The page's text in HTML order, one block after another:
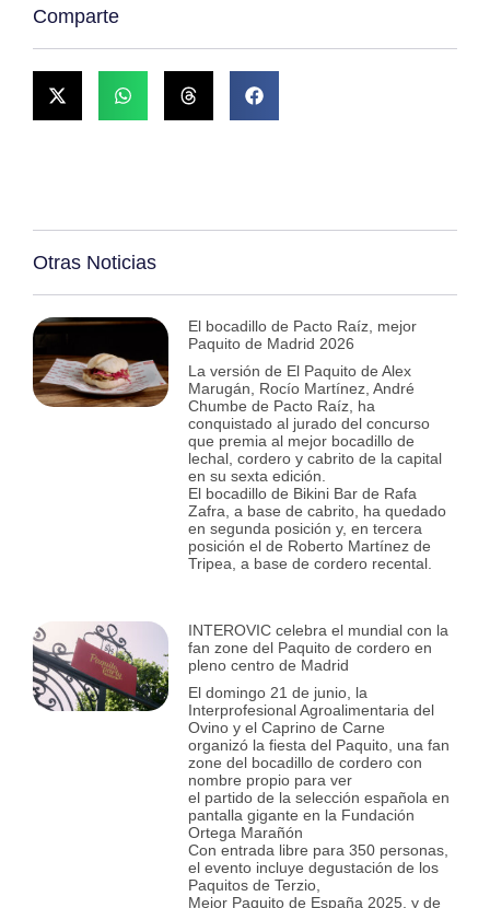
Comparte
Otras Noticias
El bocadillo de Pacto Raíz, mejor
Paquito de Madrid 2026
La versión de El Paquito de Alex
Marugán, Rocío Martínez, André
Chumbe de Pacto Raíz, ha
conquistado al jurado del concurso
que premia al mejor bocadillo de
lechal, cordero y cabrito de la capital
en su sexta edición.
El bocadillo de Bikini Bar de Rafa
Zafra, a base de cabrito, ha quedado
en segunda posición y, en tercera
posición el de Roberto Martínez de
Tripea, a base de cordero recental.
INTEROVIC celebra el mundial con la
fan zone del Paquito de cordero en
pleno centro de Madrid
El domingo 21 de junio, la
Interprofesional Agroalimentaria del
Ovino y el Caprino de Carne
organizó la fiesta del Paquito, una fan
zone del bocadillo de cordero con
nombre propio para ver
el partido de la selección española en
pantalla gigante en la Fundación
Ortega Marañón
Con entrada libre para 350 personas,
el evento incluye degustación de los
Paquitos de Terzio,
Mejor Paquito de España 2025, y de